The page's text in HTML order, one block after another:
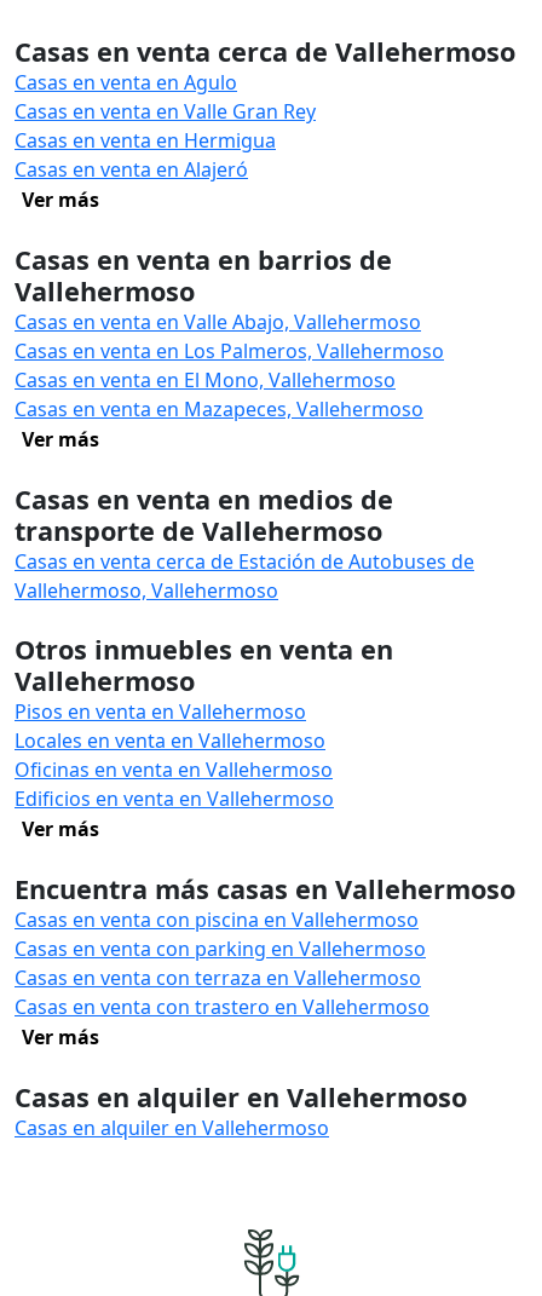
Casas en venta cerca de Vallehermoso
Casas en venta en Agulo
Casas en venta en Valle Gran Rey
Casas en venta en Hermigua
Casas en venta en Alajeró
Ver más
Casas en venta en barrios de
Vallehermoso
Casas en venta en Valle Abajo, Vallehermoso
Casas en venta en Los Palmeros, Vallehermoso
Casas en venta en El Mono, Vallehermoso
Casas en venta en Mazapeces, Vallehermoso
Ver más
Casas en venta en medios de
transporte de Vallehermoso
Casas en venta cerca de Estación de Autobuses de
Vallehermoso, Vallehermoso
Otros inmuebles en venta en
Vallehermoso
Pisos en venta en Vallehermoso
Locales en venta en Vallehermoso
Oficinas en venta en Vallehermoso
Edificios en venta en Vallehermoso
Ver más
Encuentra más casas en Vallehermoso
Casas en venta con piscina en Vallehermoso
Casas en venta con parking en Vallehermoso
Casas en venta con terraza en Vallehermoso
Casas en venta con trastero en Vallehermoso
Ver más
Casas en alquiler en Vallehermoso
Casas en alquiler en Vallehermoso